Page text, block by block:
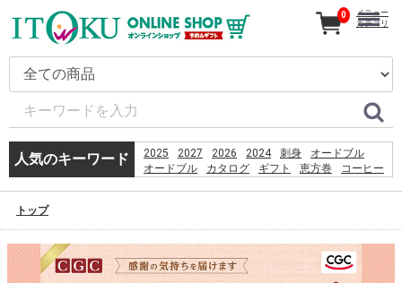
人気のキーワード 2025 2027 2026 2024 刺身
オードブル
オードブル
カタログ ギフト 恵方巻
コーヒー
%D8%A8%D8%B1%D8%A7%DB%8C
%D8%B4%D9%86%D8%A7
%D8%A8%D8%A7%D9%86%D9%88%D8%A7%D9%86
%D8%AF%D8%A7%D8%B1%D8%AF%D8%9F
0
メニュー
カテゴリ
トップ